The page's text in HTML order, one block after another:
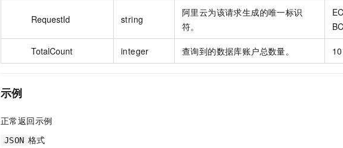
RequestId string
阿里云为该请求生成的唯一标识
符。
TotalCount integer 查询到的数据库账户总数量。 10
示例
正常返回示例
JSON 格式